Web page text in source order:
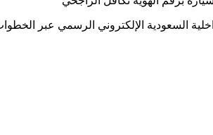
السعودية الإلكتروني الرسمي عبر الخطوات